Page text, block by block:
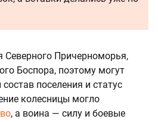
Причерноморья,
Боспора, поэтому могут
поселения и статус
колесницы могло
, а воина — силу и боевые